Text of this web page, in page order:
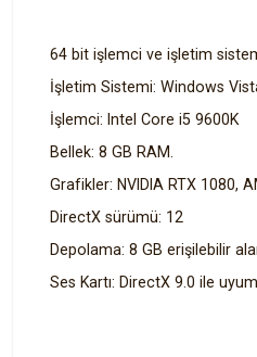
64 bit işlemci ve işletim
İşletim Sistemi: Windows
İşlemci: Intel Core i5 9600K
Bellek: 8 GB RAM.
Grafikler: NVIDIA RTX 1080,
DirectX sürümü: 12
Depolama: 8 GB erişilebilir
Ses Kartı: DirectX 9.0 ile